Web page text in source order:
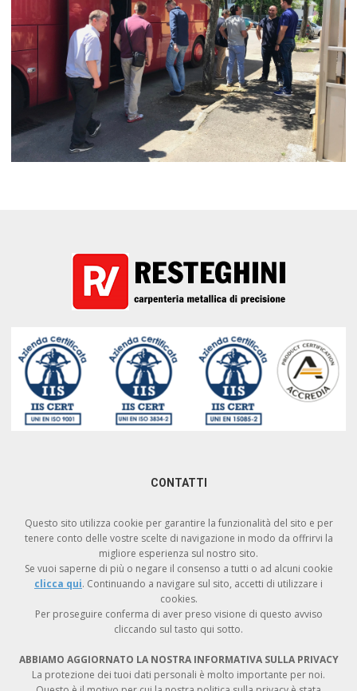
CONTATTI
+39 02 4409060
info@resteghini.it
ufficio.tecnico@resteghini.it
P.IVA 01147950156
Questo sito utilizza cookie per garantire la funzionalità del sito e per
tenere conto delle vostre scelte di navigazione in modo da offrirvi la
migliore esperienza sul nostro sito.
Se vuoi saperne di più o negare il consenso a tutti o ad alcuni cookie
clicca qui. Continuando a navigare sul sito, accetti di utilizzare i
cookies.
Per proseguire conferma di aver preso visione di questo avviso
cliccando sul tasto qui sotto.
ABBIAMO AGGIORNATO LA NOSTRA INFORMATIVA SULLA PRIVACY
La protezione dei tuoi dati personali è molto importante per noi.